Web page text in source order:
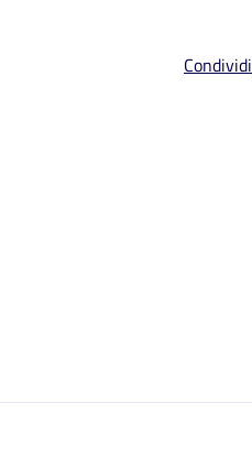
Condividi